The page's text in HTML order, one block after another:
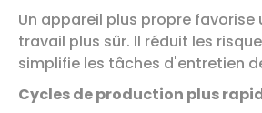
Un appareil plus propre favorise
travail plus sûr. Il réduit les
simplifie les tâches d'entretien
Cycles de production plus